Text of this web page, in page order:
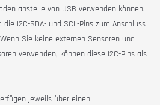
anstelle von USB verwenden können.
I2C-SDA- und SCL-Pins zum Anschluss
Sie keine externen Sensoren und
verwenden, können diese I2C-Pins als
jeweils über einen